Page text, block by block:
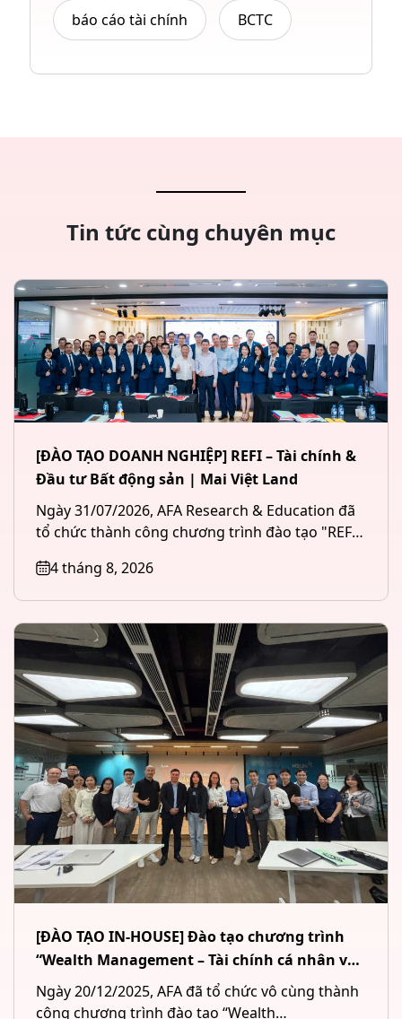
báo cáo tài chính BCTC
Tin tức cùng chuyên mục
[ĐÀO TẠO DOANH NGHIỆP] REFI – Tài chính &
Đầu tư Bất động sản | Mai Việt Land
Ngày 31/07/2026, AFA Research & Education đã
tổ chức thành công chương trình đào tạo "REFI
4 tháng 8, 2026
[ĐÀO TẠO IN-HOUSE] Đào tạo chương trình
“Wealth Management – Tài chính cá nhân và
Quản lý tài sản đầu tư” cho Công ty CP Chứng
khoán MB (MBS) tại Hà Nội
Ngày 20/12/2025, AFA đã tổ chức vô cùng thành
công chương trình đào tạo “Wealth